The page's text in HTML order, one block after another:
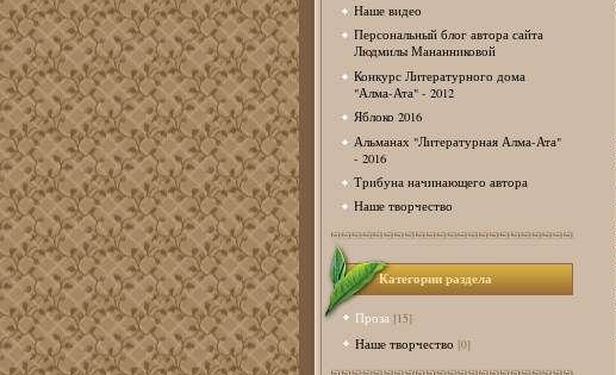
Наше видео
Персональный блог автора сайта
Людмилы Мананниковой
Конкурс Литературного дома
"Алма-Ата" - 2012
Яблоко 2016
Альманах "Литературная Алма-Ата"
- 2016
Трибуна начинающего автора
Наше творчество
Категории раздела
Проза [15]
Наше творчество [0]